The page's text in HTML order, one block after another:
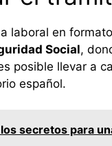
laboral en
Social,
posible llevar a
español.
secretos para